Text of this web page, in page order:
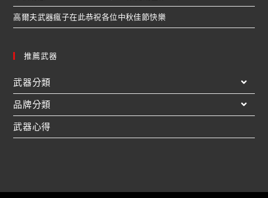
高爾夫武器瘋子在此恭祝各位中秋佳節快樂
推薦武器
武器分類
品牌分類
武器心得